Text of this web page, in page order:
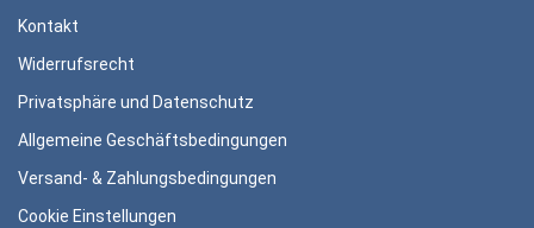
Kontakt
Widerrufsrecht
Privatsphäre und Datenschutz
Allgemeine Geschäftsbedingungen
Versand- & Zahlungsbedingungen
Cookie Einstellungen